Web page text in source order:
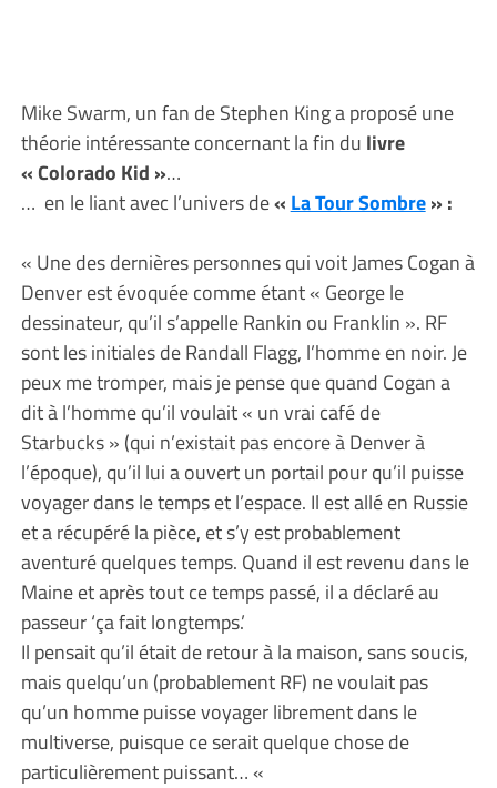
Mike Swarm, un fan de Stephen King a proposé une
théorie intéressante concernant la fin du livre
« Colorado Kid »…
… en le liant avec l’univers de« La Tour Sombre» :
« Une des dernières personnes qui voit James Cogan à
Denver est évoquée comme étant « George le
dessinateur, qu’il s’appelle Rankin ou Franklin ». RF
sont les initiales de Randall Flagg, l’homme en noir. Je
peux me tromper, mais je pense que quand Cogan a
dit à l’homme qu’il voulait « un vrai café de
Starbucks » (qui n’existait pas encore à Denver à
l’époque), qu’il lui a ouvert un portail pour qu’il puisse
voyager dans le temps et l’espace. Il est allé en Russie
et a récupéré la pièce, et s’y est probablement
aventuré quelques temps. Quand il est revenu dans le
Maine et après tout ce temps passé, il a déclaré au
passeur ‘ça fait longtemps.’
Il pensait qu’il était de retour à la maison, sans soucis,
mais quelqu’un (probablement RF) ne voulait pas
qu’un homme puisse voyager librement dans le
multiverse, puisque ce serait quelque chose de
particulièrement puissant… «